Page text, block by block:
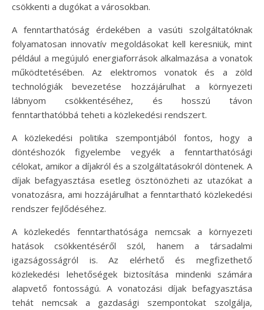
csökkenti a dugókat a városokban.
A fenntarthatóság érdekében a vasúti szolgáltatóknak
folyamatosan innovatív megoldásokat kell keresniük, mint
például a megújuló energiaforrások alkalmazása a vonatok
működtetésében. Az elektromos vonatok és a zöld
technológiák bevezetése hozzájárulhat a környezeti
lábnyom csökkentéséhez, és hosszú távon
fenntarthatóbbá teheti a közlekedési rendszert.
A közlekedési politika szempontjából fontos, hogy a
döntéshozók figyelembe vegyék a fenntarthatósági
célokat, amikor a díjakról és a szolgáltatásokról döntenek. A
díjak befagyasztása esetleg ösztönözheti az utazókat a
vonatozásra, ami hozzájárulhat a fenntartható közlekedési
rendszer fejlődéséhez.
A közlekedés fenntarthatósága nemcsak a környezeti
hatások csökkentéséről szól, hanem a társadalmi
igazságosságról is. Az elérhető és megfizethető
közlekedési lehetőségek biztosítása mindenki számára
alapvető fontosságú. A vonatozási díjak befagyasztása
tehát nemcsak a gazdasági szempontokat szolgálja,